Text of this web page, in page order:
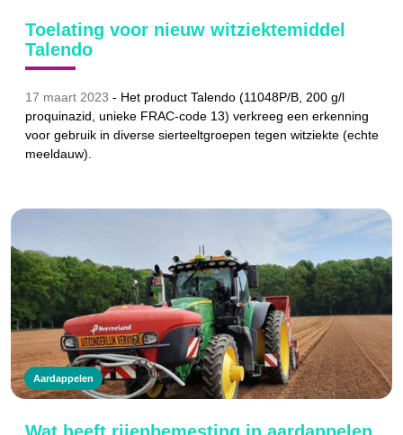
Toelating voor nieuw witziektemiddel
Talendo
17 maart 2023 - Het product Talendo (11048P/B, 200 g/l
proquinazid, unieke FRAC-code 13) verkreeg een erkenning
voor gebruik in diverse sierteeltgroepen tegen witziekte (echte
meeldauw).
Aardappelen